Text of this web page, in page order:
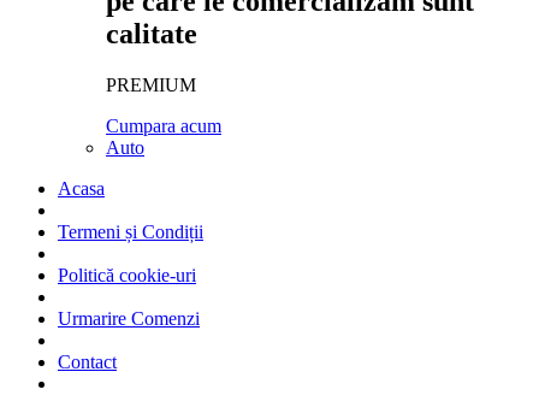
calitate
PREMIUM
Cumpara acum
Auto
Acasa
Termeni și Condiții
Politică cookie-uri
Urmarire Comenzi
Contact